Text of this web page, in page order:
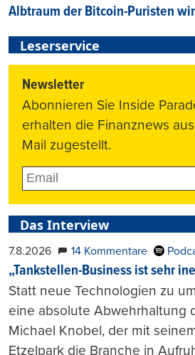
Albtraum der Bitcoin-Puristen
Leserservice
Newsletter
Abonnieren Sie Inside
erhalten die Finanznews
Mail zugestellt.
Das Interview
7.8.2026 14 Kommentare
„Tankstellen-Business ist sehr
Statt neue Technologien zu
eine absolute Abwehrhaltung
Michael Knobel, der mit
Etzelpark die Branche in